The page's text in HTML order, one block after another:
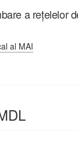
a rețelelor
al MAI